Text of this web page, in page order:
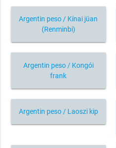
Argentin peso / Kínai jüan
(Renminbi)
Argentin peso / Kongói
frank
Argentin peso / Laoszi kip